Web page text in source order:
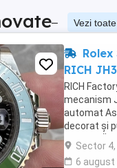
– Vezi toate
RICH
RICH
mecanism
automat
decorat și
CARCASĂ:
Sector
6 august